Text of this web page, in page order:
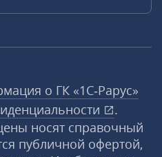
о ГК «1С‑Рарус»
.
носят справочный
публичной офертой,